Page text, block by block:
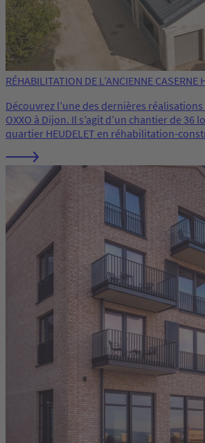
RÉHABILITATION DE L’ANCIENNE CASERNE
Découvrez l’une des dernières
OXXO à Dijon. Il s’agit d’un chantier de 36
quartier HEUDELET en réhabilitation-